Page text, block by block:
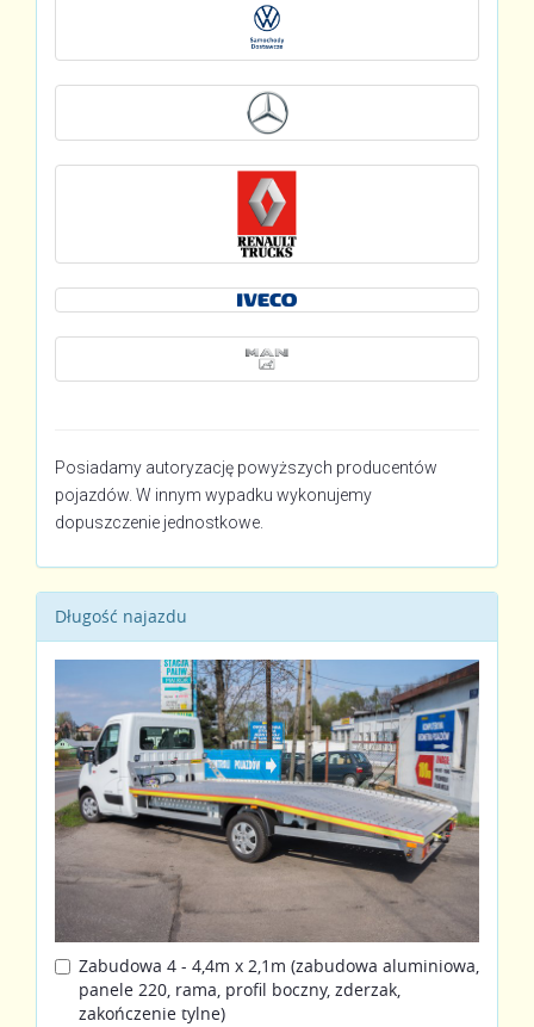
Posiadamy autoryzację powyższych producentów
pojazdów. W innym wypadku wykonujemy
dopuszczenie jednostkowe.
Długość najazdu
Zabudowa 4 - 4,4m x 2,1m (zabudowa aluminiowa,
panele 220, rama, profil boczny, zderzak,
zakończenie tylne)